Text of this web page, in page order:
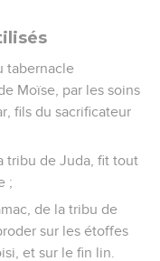
tabernacle
Moïse, par les soins
fils du sacrificateur
tribu de Juda, fit tout
;
de la tribu de
sur les étoffes
et sur le fin lin.